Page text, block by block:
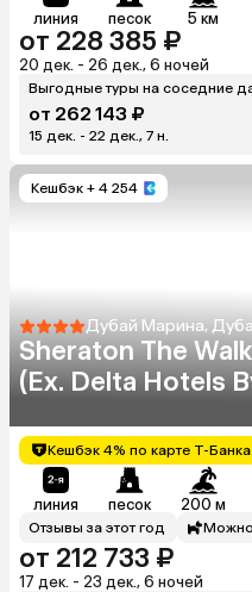
линия песок 5 км
от 228 385 ₽
20 дек. - 26 дек., 6 ночей
Выгодные туры на соседние
от 262 143 ₽
15 дек. - 22 дек., 7 н.
Кешбэк + 4 254
Дубай Марина,
Sheraton The
(Ex. Delta Hotels
Кешбэк 4% по карте Т-Банка
линия песок 200 м
Отзывы за этот год
от 212 733 ₽
17 дек. - 23 дек., 6 ночей